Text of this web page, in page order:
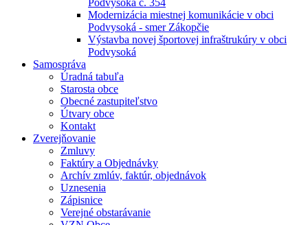
Podvysoká č. 354
Modernizácia miestnej komunikácie v obci
Podvysoká - smer Zákopčie
Výstavba novej športovej infraštrukúry v obci
Podvysoká
Samospráva
Úradná tabuľa
Starosta obce
Obecné zastupiteľstvo
Útvary obce
Kontakt
Zverejňovanie
Zmluvy
Faktúry a Objednávky
Archív zmlúv, faktúr, objednávok
Uznesenia
Zápisnice
Verejné obstarávanie